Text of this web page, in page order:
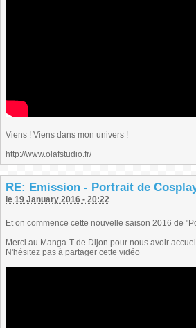
Viens ! Viens dans mon univers !
http://www.olafstudio.fr/
RE: Emission - Portrait de
le 19 January 2016 - 20:22
Et on commence cette nouvelle saison 2016 de
Merci au Manga-T de Dijon pour nous avoir
N'hésitez pas à partager cette vidéo